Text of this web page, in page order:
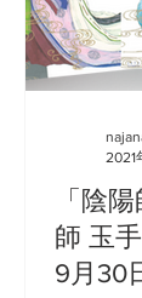
「陰
師 玉
9月30
2021